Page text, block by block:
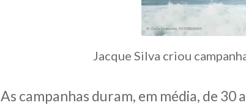
Jacque Silva criou
As campanhas duram, em média, de 30